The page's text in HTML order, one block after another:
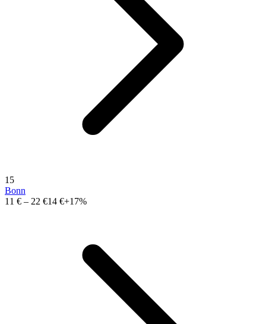
15
Bonn
11 € – 22 €14 €+17%